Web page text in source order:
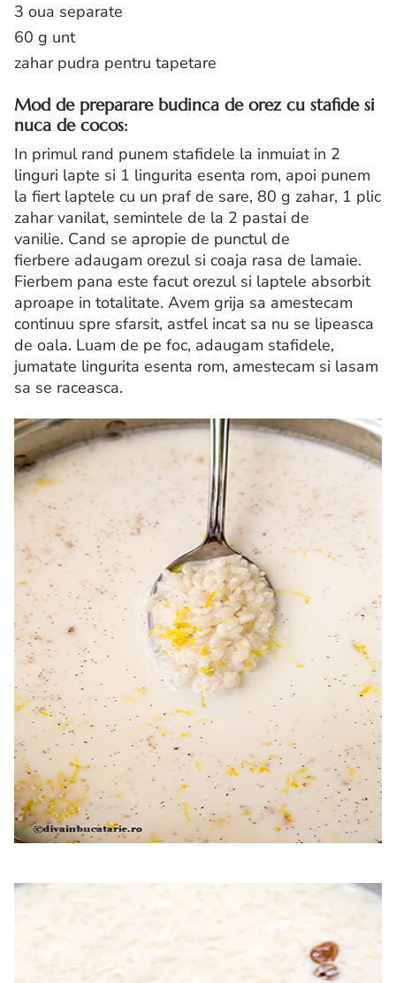
3 oua separate
60 g unt
zahar pudra pentru tapetare
Mod de preparare budinca de orez cu stafide si
nuca de cocos:
In primul rand punem stafidele la inmuiat in 2
linguri lapte si 1 lingurita esenta rom, apoi punem
la fiert laptele cu un praf de sare, 80 g zahar, 1 plic
zahar vanilat, semintele de la 2 pastai de
vanilie. Cand se apropie de punctul de
fierbere adaugam orezul si coaja rasa de lamaie.
Fierbem pana este facut orezul si laptele absorbit
aproape in totalitate. Avem grija sa amestecam
continuu spre sfarsit, astfel incat sa nu se lipeasca
de oala. Luam de pe foc, adaugam stafidele,
jumatate lingurita esenta rom, amestecam si lasam
sa se raceasca.